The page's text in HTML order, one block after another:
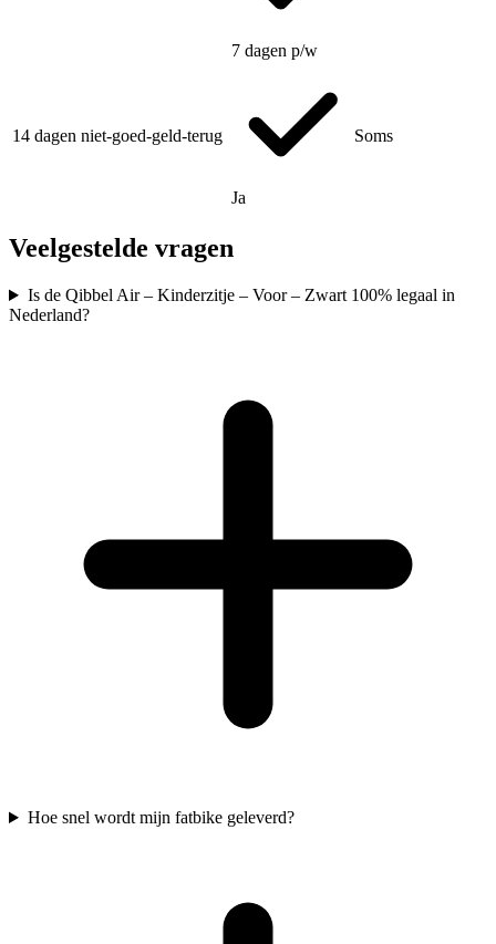
7 dagen p/w
14 dagen niet-goed-geld-terug
Ja
Soms
Veelgestelde vragen
Is de Qibbel Air – Kinderzitje – Voor – Zwart 100% legaal in
Nederland?
Hoe snel wordt mijn fatbike geleverd?